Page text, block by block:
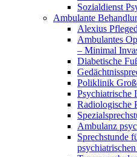
Sozialdienst
Ambulante
Alexius
Ambulantes
– Minimal
Diabetische
Poliklinik
Psychiatrische
Radiologische
Ambulanz
Sprechstunde